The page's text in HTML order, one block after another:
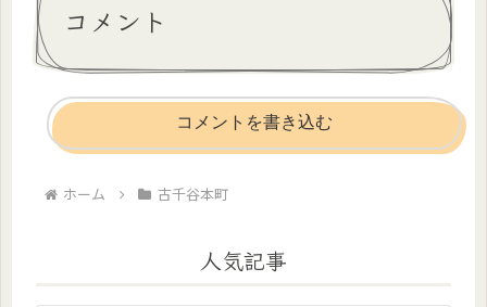
コメント
コメントを書き込む
ホーム 古千谷本町
人気記事